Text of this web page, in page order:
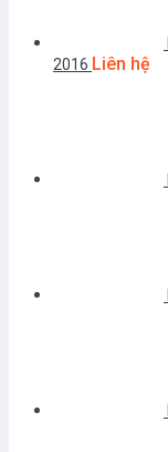
2016 Liên hệ